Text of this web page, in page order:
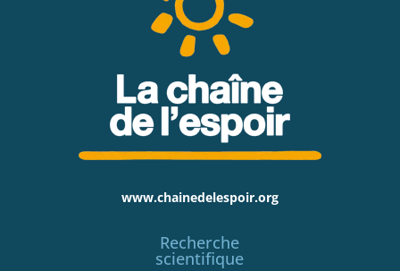
www.chainedelespoir.org
Recherche
scientifique